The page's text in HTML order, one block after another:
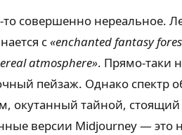
совершенно нереальное.
с«enchanted fantasy
atmosphere». Прямо-таки
пейзаж. Однако спектр
окутанный тайной,
версии Midjourney — это